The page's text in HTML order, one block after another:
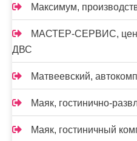
Максимум,
МАСТЕР-СЕРВИС,
ДВС
Матвеевский,
Маяк, гостинично-
Маяк, гостиничный